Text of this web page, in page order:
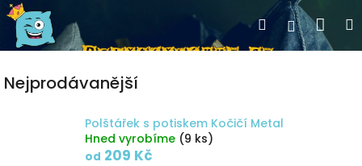
Přejít
na
obsah
Hledat
Nejprodávanější
Polštářek s potiskem Kočičí Metal
Hned vyrobíme (9 ks)
od 209 Kč